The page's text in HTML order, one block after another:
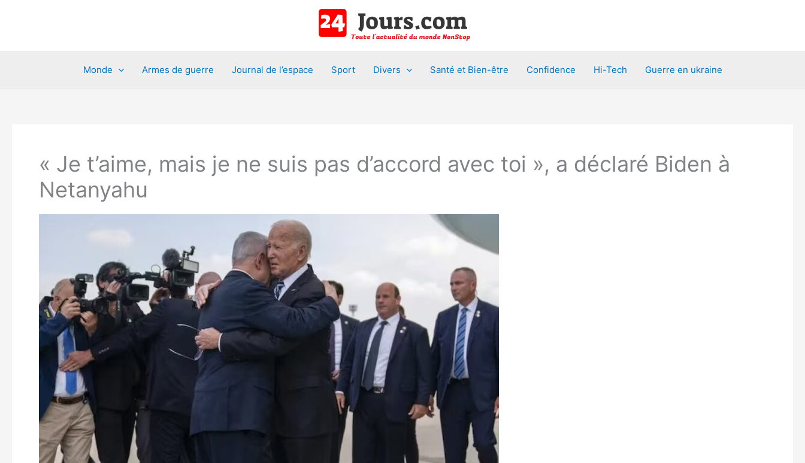
Monde Armes de guerre Journal de l’espace Sport Divers Santé et Bien-être Confidence Hi-Tech Guerre en ukraine
« Je t’aime, mais je ne suis pas d’accord avec toi », a déclaré Biden à
Netanyahu